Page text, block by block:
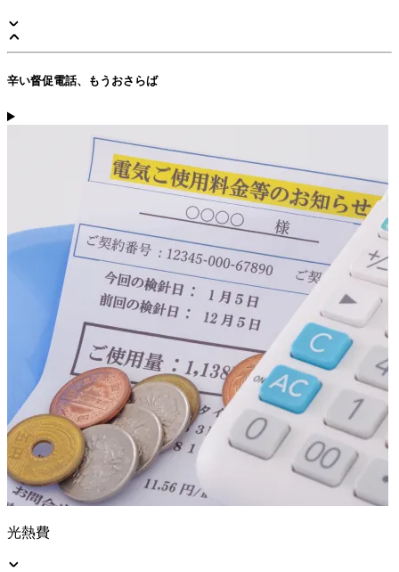
辛い督促電話、もうおさらば
光熱費